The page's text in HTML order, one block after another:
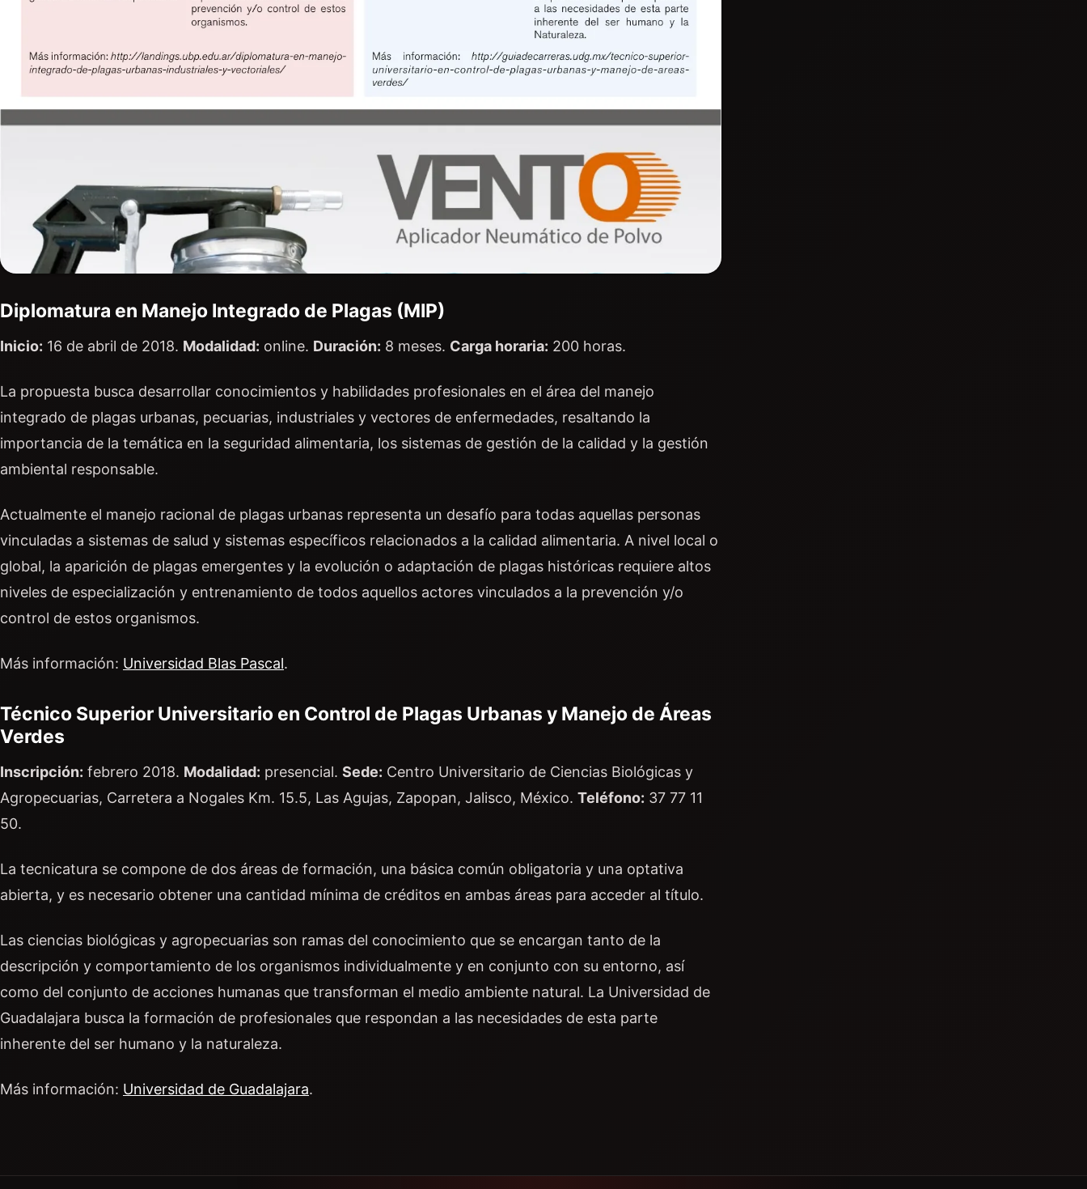
Diplomatura en Manejo Integrado de Plagas (MIP)
Inicio: 16 de abril de 2018. Modalidad: online. Duración: 8 meses. Carga horaria: 200 horas.
La propuesta busca desarrollar conocimientos y habilidades profesionales en el área del manejo
integrado de plagas urbanas, pecuarias, industriales y vectores de enfermedades, resaltando la
importancia de la temática en la seguridad alimentaria, los sistemas de gestión de la calidad y la gestión
ambiental responsable.
Actualmente el manejo racional de plagas urbanas representa un desafío para todas aquellas personas
vinculadas a sistemas de salud y sistemas específicos relacionados a la calidad alimentaria. A nivel local o
global, la aparición de plagas emergentes y la evolución o adaptación de plagas históricas requiere altos
niveles de especialización y entrenamiento de todos aquellos actores vinculados a la prevención y/o
control de estos organismos.
Más información: Universidad Blas Pascal.
Técnico Superior Universitario en Control de Plagas Urbanas y Manejo de Áreas
Verdes
Inscripción: febrero 2018. Modalidad: presencial. Sede: Centro Universitario de Ciencias Biológicas y
Agropecuarias, Carretera a Nogales Km. 15.5, Las Agujas, Zapopan, Jalisco, México. Teléfono: 37 77 11
50.
La tecnicatura se compone de dos áreas de formación, una básica común obligatoria y una optativa
abierta, y es necesario obtener una cantidad mínima de créditos en ambas áreas para acceder al título.
Las ciencias biológicas y agropecuarias son ramas del conocimiento que se encargan tanto de la
descripción y comportamiento de los organismos individualmente y en conjunto con su entorno, así
como del conjunto de acciones humanas que transforman el medio ambiente natural. La Universidad de
Guadalajara busca la formación de profesionales que respondan a las necesidades de esta parte
inherente del ser humano y la naturaleza.
Más información: Universidad de Guadalajara.